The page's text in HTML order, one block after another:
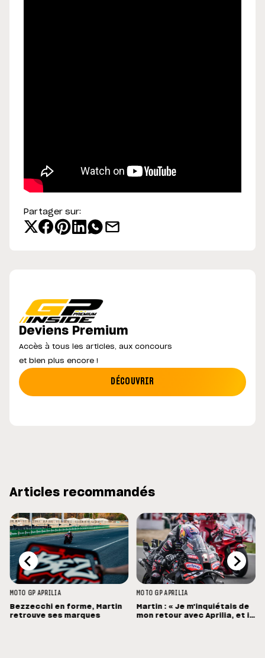
Partager sur:
Deviens Premium
Accès à tous les articles, aux concours
et bien plus encore !
DÉCOUVRIR
Articles recommandés
MOTO GP APRILIA
Bezzecchi en forme, Martin
retrouve ses marques
MOTO GP APRILIA
Martin : « Je m'inquiétais de
mon retour avec Aprilia, et il